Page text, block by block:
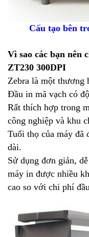
Cấu tạo bên
Vì sao các bạn nên
ZT230 300DPI
Zebra là một thương
Đầu in mã vạch có
Rất thích hợp trong
công nghiệp và khu
Tuổi thọ của máy
dài.
Sử dụng đơn giản,
máy in được nhiều
cao so với chi phí
❄